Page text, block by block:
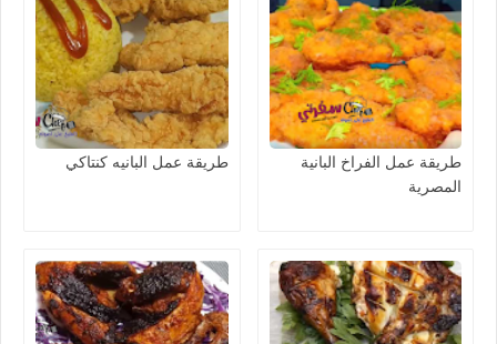
طريقة عمل الفراخ البانية
المصرية
طريقة عمل البانيه كنتاكي